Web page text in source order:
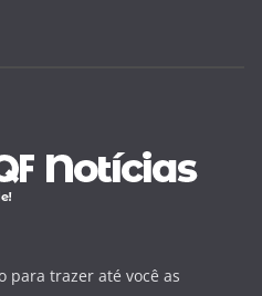
para trazer até você as